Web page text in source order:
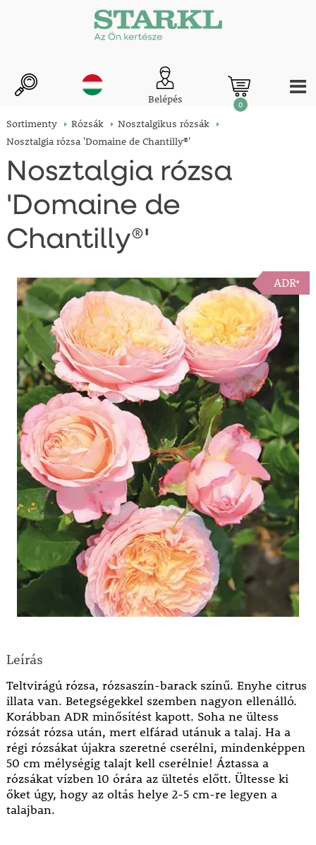
Belépés 0
Sortimenty Rózsák
Nosztalgikus rózsák
Nosztalgia rózsa 'Domaine de Chantilly®'
Nosztalgia rózsa
'Domaine de
Chantilly®'
ADR®
Leírás
Teltvirágú rózsa, rózsaszín-barack színű. Enyhe citrus
illata van. Betegségekkel szemben nagyon ellenálló.
Korábban ADR minősítést kapott. Soha ne ültess
rózsát rózsa után, mert elfárad utánuk a talaj. Ha a
régi rózsákat újakra szeretné cserélni, mindenképpen
50 cm mélységig talajt kell cserélnie! Áztassa a
rózsákat vízben 10 órára az ültetés előtt. Ültesse ki
őket úgy, hogy az oltás helye 2-5 cm-re legyen a
talajban.